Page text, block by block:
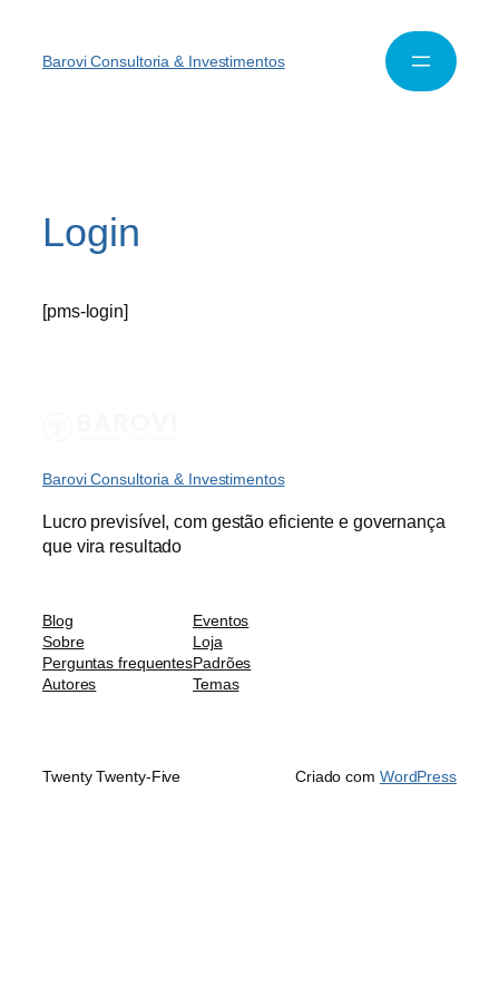
Barovi Consultoria & Investimentos
Login
[pms-login]
Barovi Consultoria & Investimentos
Lucro previsível, com gestão eficiente e governança
que vira resultado
Blog
Sobre
Perguntas frequentes
Autores
Eventos
Loja
Padrões
Temas
Twenty Twenty-Five Criado com WordPress